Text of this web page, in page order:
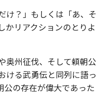
？」もしくは「あ、そ
かリアクションのとりよ
奥州征伐、そして頼朝公
ける武勇伝と同列に語っ
公の存在が偉大であった